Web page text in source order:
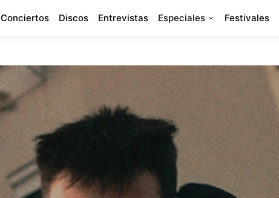
Conciertos Discos Entrevistas Especiales Festivales